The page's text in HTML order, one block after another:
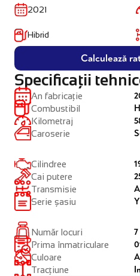
2021
Hibrid
Calculează
Specificații
An fabricație
Combustibil
Kilometraj
Caroserie
Cilindree
Cai putere
Transmisie
Serie șasiu
Număr locuri
Prima înmatriculare
Culoare
Tracțiune
7